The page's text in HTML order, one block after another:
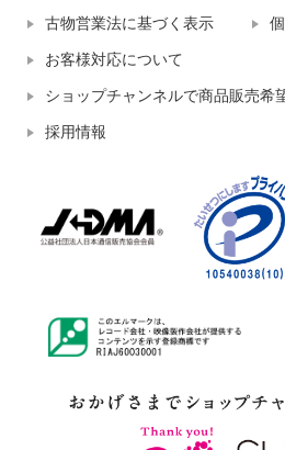
古物営業法に基づく表示
お客様対応について
ショップチャンネルで商品販売希
採用情報